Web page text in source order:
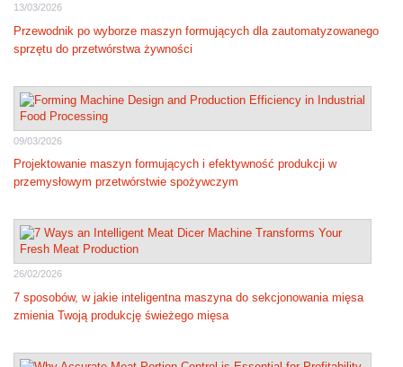
13/03/2026
Przewodnik po wyborze maszyn formujących dla zautomatyzowanego
sprzętu do przetwórstwa żywności
09/03/2026
Projektowanie maszyn formujących i efektywność produkcji w
przemysłowym przetwórstwie spożywczym
26/02/2026
7 sposobów, w jakie inteligentna maszyna do sekcjonowania mięsa
zmienia Twoją produkcję świeżego mięsa